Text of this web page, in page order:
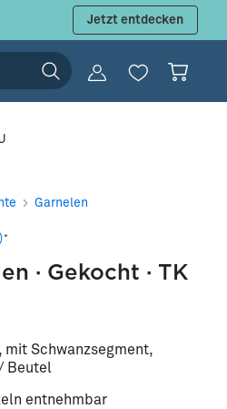
Jetzt entdecken
Garnelen
*
· Gekocht · TK
Schwanzsegment,
Beutel
entnehmbar